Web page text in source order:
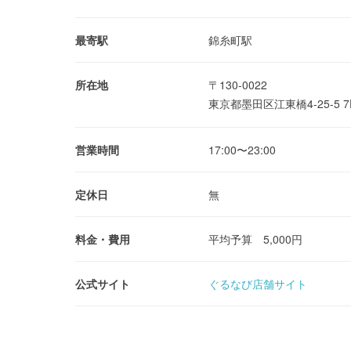
最寄駅 錦糸町駅
所在地
〒130-0022
東京都墨田区江東橋4-25-5
営業時間 17:00〜23:00
定休日 無
料金・費用 平均予算 5,000円
公式サイト ぐるなび店舗サイト